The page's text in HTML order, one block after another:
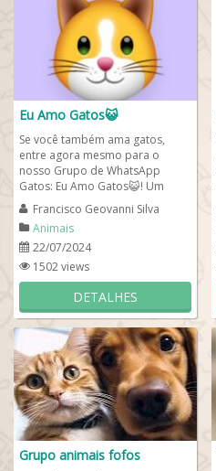
Eu Amo Gatos😺
Se você também ama gatos,
entre agora mesmo para o
nosso Grupo de WhatsApp
Gatos: Eu Amo Gatos😺! Um
grupo para cuidadores de pets
que são simplesmente...
Francisco Geovanni Silva
Animais
22/07/2024
1502 views
DETALHES
Grupo animais fofos